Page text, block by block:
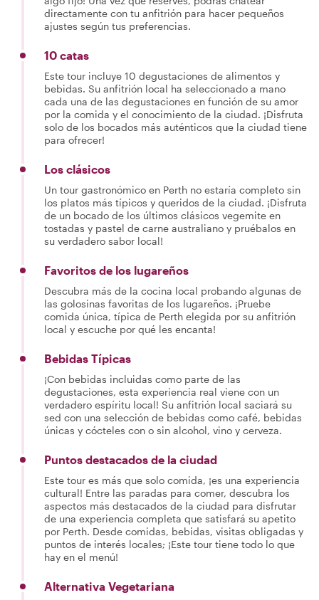
directamente con tu anfitrión para hacer pequeños
ajustes según tus preferencias.
10 catas
Este tour incluye 10 degustaciones de alimentos y
bebidas. Su anfitrión local ha seleccionado a mano
cada una de las degustaciones en función de su amor
por la comida y el conocimiento de la ciudad. ¡Disfruta
solo de los bocados más auténticos que la ciudad tiene
para ofrecer!
Los clásicos
Un tour gastronómico en Perth no estaría completo sin
los platos más típicos y queridos de la ciudad. ¡Disfruta
de un bocado de los últimos clásicos vegemite en
tostadas y pastel de carne australiano y pruébalos en
su verdadero sabor local!
Favoritos de los lugareños
Descubra más de la cocina local probando algunas de
las golosinas favoritas de los lugareños. ¡Pruebe
comida única, típica de Perth elegida por su anfitrión
local y escuche por qué les encanta!
Bebidas Típicas
¡Con bebidas incluidas como parte de las
degustaciones, esta experiencia real viene con un
verdadero espíritu local! Su anfitrión local saciará su
sed con una selección de bebidas como café, bebidas
únicas y cócteles con o sin alcohol, vino y cerveza.
Puntos destacados de la ciudad
Este tour es más que solo comida, ¡es una experiencia
cultural! Entre las paradas para comer, descubra los
aspectos más destacados de la ciudad para disfrutar
de una experiencia completa que satisfará su apetito
por Perth. Desde comidas, bebidas, visitas obligadas y
puntos de interés locales; ¡Este tour tiene todo lo que
hay en el menú!
Alternativa Vegetariana